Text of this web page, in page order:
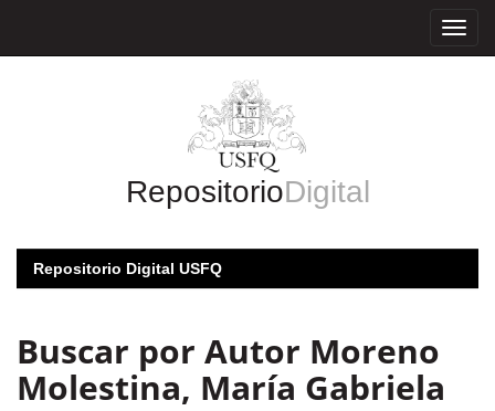
RepositorioDigital
Repositorio Digital USFQ
Buscar por Autor Moreno
Molestina, María Gabriela